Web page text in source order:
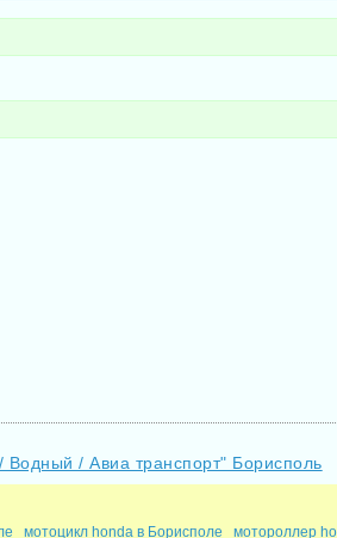
/ Авиа транспорт" Борисполь
мотоцикл honda в Борисполе мотороллер